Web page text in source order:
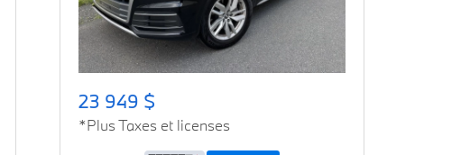
23 949 $
*Plus Taxes et licenses